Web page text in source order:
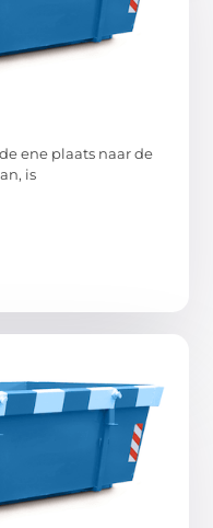
ene plaats naar de
is